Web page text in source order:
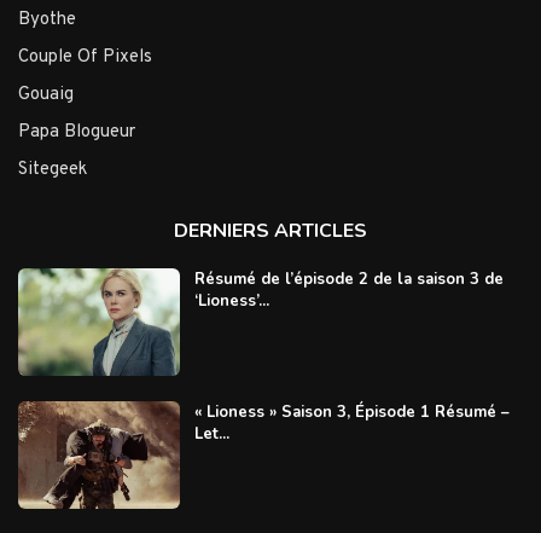
Byothe
Couple Of Pixels
Gouaig
Papa Blogueur
Sitegeek
DERNIERS ARTICLES
Résumé de l’épisode 2 de la saison 3 de
‘Lioness’...
« Lioness » Saison 3, Épisode 1 Résumé –
Let...